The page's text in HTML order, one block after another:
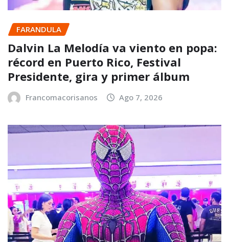
FARANDULA
Dalvin La Melodía va viento en popa:
récord en Puerto Rico, Festival
Presidente, gira y primer álbum
Francomacorisanos Ago 7, 2026